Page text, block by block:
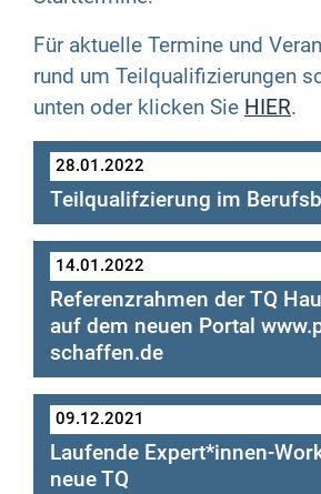
Für aktuelle Termine und
rund um Teilqualifizierungen
unten oder klicken Sie HIER.
28.01.2022
Teilqualifzierung im
14.01.2022
Referenzrahmen der TQ
auf dem neuen Portal
schaffen.de
schaffen.de
09.12.2021
Laufende Expert*innen-
neue TQ